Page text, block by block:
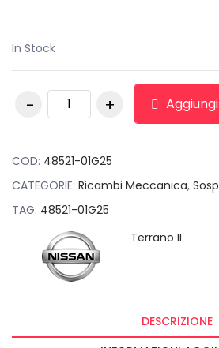
In Stock
Testina sterzo per
NISSAN Pick Up (D21)
COD: 48521-01G25
CATEGORIE: Ricambi Meccanica,
TAG: 48521-01G25
Terrano II
DESCRIZIONE